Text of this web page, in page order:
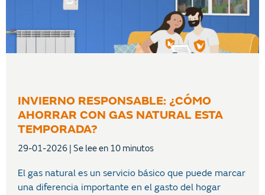
INVIERNO RESPONSABLE: ¿CÓMO
AHORRAR CON GAS NATURAL ESTA
TEMPORADA?
29-01-2026
El gas natural es un servicio básico que puede marcar
una diferencia importante en el gasto del hogar